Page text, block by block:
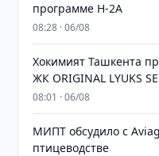
программе H-2A
08:28 · 06/08
Хокимият Ташкента
ЖК ORIGINAL LYUKS
08:01 · 06/08
МИПТ обсудило с
птицеводстве